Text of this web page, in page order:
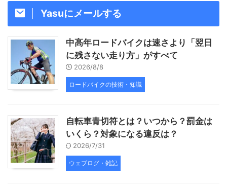
Yasuにメールする
中高年ロードバイクは速さより「翌日
に残さない走り方」がすべて
2026/8/8
ロードバイクの技術・知識
自転車青切符とは？いつから？罰金は
いくら？対象になる違反は？
2026/7/31
ウェブログ・雑記